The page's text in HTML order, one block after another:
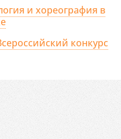
и хореография в
конкурс